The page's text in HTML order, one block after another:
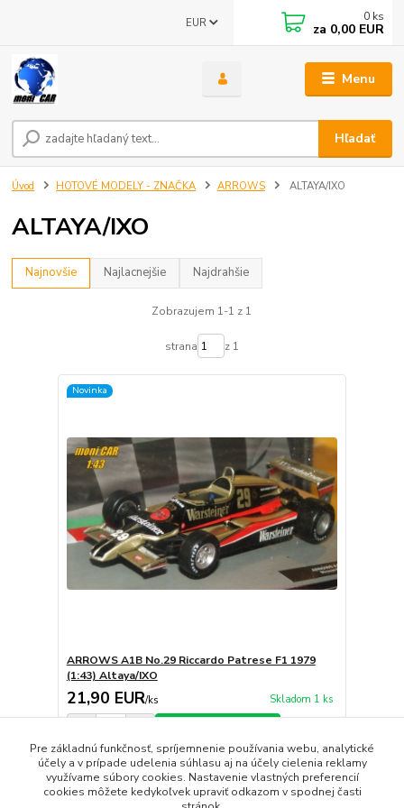
Menu
EUR
Hľadať
0 ks
za 0,00 EUR
Úvod HOTOVÉ MODELY - ZNAČKA ARROWS ALTAYA/IXO
ALTAYA/IXO
Najnovšie Najlacnejšie Najdrahšie
Zobrazujem 1-1 z 1
strana z 1
Novinka
ARROWS A1B No.29 Riccardo Patrese F1 1979
(1:43) Altaya/IXO
21,90 EUR/ks Skladom 1 ks
strana z 1
Pre základnú funkčnosť, spríjemnenie používania webu, analytické
účely a v prípade udelenia súhlasu aj na účely cielenia reklamy
využívame súbory cookies. Nastavenie vlastných preferencií
cookies môžete kedykoľvek upraviť odkazom v spodnej časti